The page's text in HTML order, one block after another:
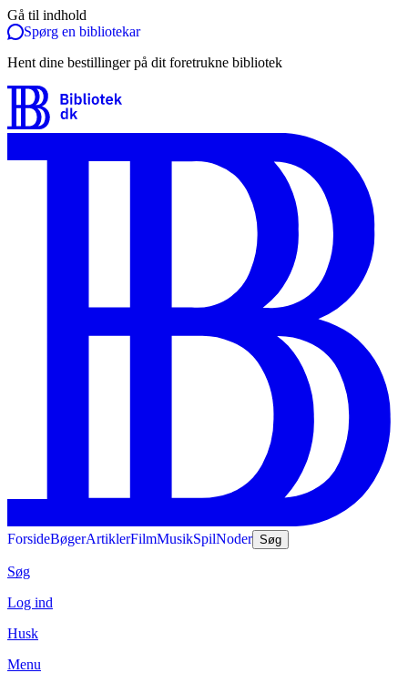
Gå til indhold
Spørg en bibliotekar
Hent dine bestillinger på dit foretrukne bibliotek
ForsideBøgerArtiklerFilmMusikSpilNoder Søg
Søg
Log ind
Husk
Menu